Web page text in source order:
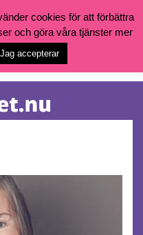
eller nå övriga
cookies för att förbättra
och göra våra tjänster mer
Jag accepterar